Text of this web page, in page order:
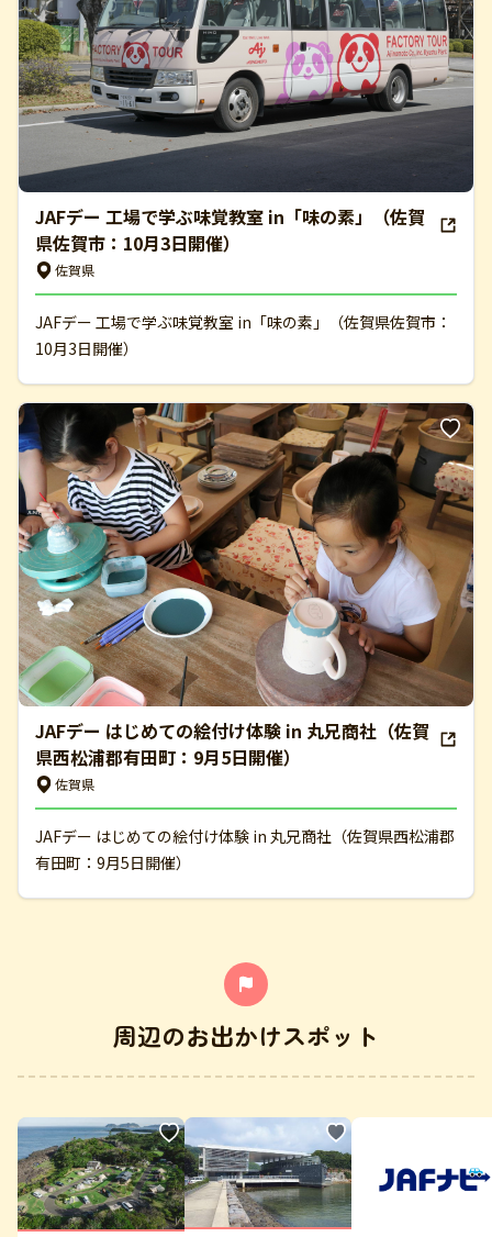
JAFデー 工場で学ぶ味覚教室 in「味の素」（佐賀
県佐賀市：10月3日開催）
佐賀県
JAFデー 工場で学ぶ味覚教室 in「味の素」（佐賀県佐賀市：
10月3日開催）
JAFデー はじめての絵付け体験 in 丸兄商社（佐賀
県西松浦郡有田町：9月5日開催）
佐賀県
JAFデー はじめての絵付け体験 in 丸兄商社（佐賀県西松浦郡
有田町：9月5日開催）
周辺のお出かけスポット